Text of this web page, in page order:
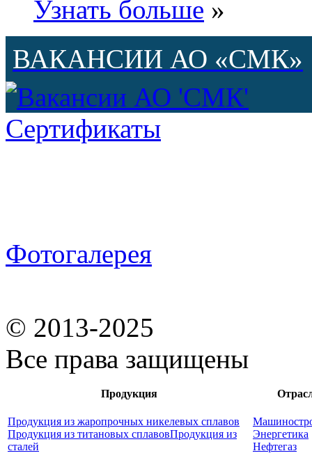
Узнать больше »
ВАКАНСИИ АО «СМК»
Сертификаты
Фотогалерея
© 2013-2025
Все права защищены
Продукция
Продукция из жаропрочных никелевых сплавов
Продукция из титановых сплавовПродукция из
сталей
Энергетика
Нефтегаз